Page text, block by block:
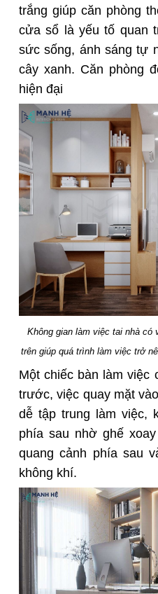
trắng giúp căn phòng
cửa sổ là yếu tố quan
sức sống, ánh sáng tự
cây xanh. Căn phòng
hiện đại
Không gian làm việc tai nhà có
trên giúp quá trình làm việc trở
Một chiếc bàn làm việc
trước, việc quay mặt
dễ tập trung làm việc,
phía sau nhờ ghế
quang cảnh phía sau
không khí.